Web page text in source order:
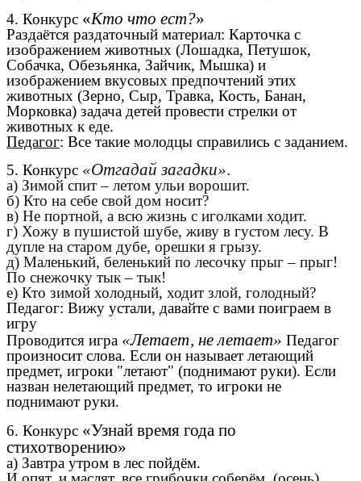
4. Конкурс «Кто что ест?»
Раздаётся раздаточный материал: Карточка с
изображением животных (Лошадка, Петушок,
Собачка, Обезьянка, Зайчик, Мышка) и
изображением вкусовых предпочтений этих
животных (Зерно, Сыр, Травка, Кость, Банан,
Морковка) задача детей провести стрелки от
животных к еде.
Педагог: Все такие молодцы справились с заданием.
5. Конкурс «Отгадай загадки».
а) Зимой спит – летом ульи ворошит.
б) Кто на себе свой дом носит?
в) Не портной, а всю жизнь с иголками ходит.
г) Хожу в пушистой шубе, живу в густом лесу. В
дупле на старом дубе, орешки я грызу.
д) Маленький, беленький по лесочку прыг – прыг!
По снежочку тык – тык!
е) Кто зимой холодный, ходит злой, голодный?
Педагог: Вижу устали, давайте с вами поиграем в
игру
Проводится игра «Летает, не летает» Педагог
произносит слова. Если он называет летающий
предмет, игроки "летают" (поднимают руки). Если
назван нелетающий предмет, то игроки не
поднимают руки.
6. Конкурс «Узнай время года по
стихотворению»
а) Завтра утром в лес пойдём.